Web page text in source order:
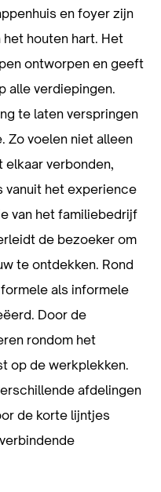
en foyer zijn
houten hart. Het
ontworpen en geeft
alle verdiepingen.
te laten verspringen
Zo voelen niet alleen
verbonden,
vanuit het experience
van het familiebedrijf
de bezoeker om
te ontdekken. Rond
als informele
Door de
rondom het
op de werkplekken.
afdelingen
de korte lijntjes